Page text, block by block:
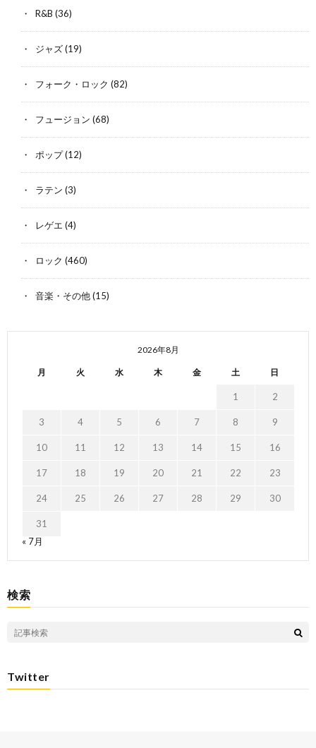
R&B (36)
ジャズ(19)
フォーク・ロック (82)
フュージョン (68)
ポップ(12)
ラテン (3)
レゲエ (4)
ロック (460)
音楽・その他(15)
2026年8月
月 火 水 木 金 土 日
1 2
3 4 5 6 7 8 9
10 11 12 13 14 15 16
17 18 19 20 21 22 23
24 25 26 27 28 29 30
31
« 7月
検索
Twitter